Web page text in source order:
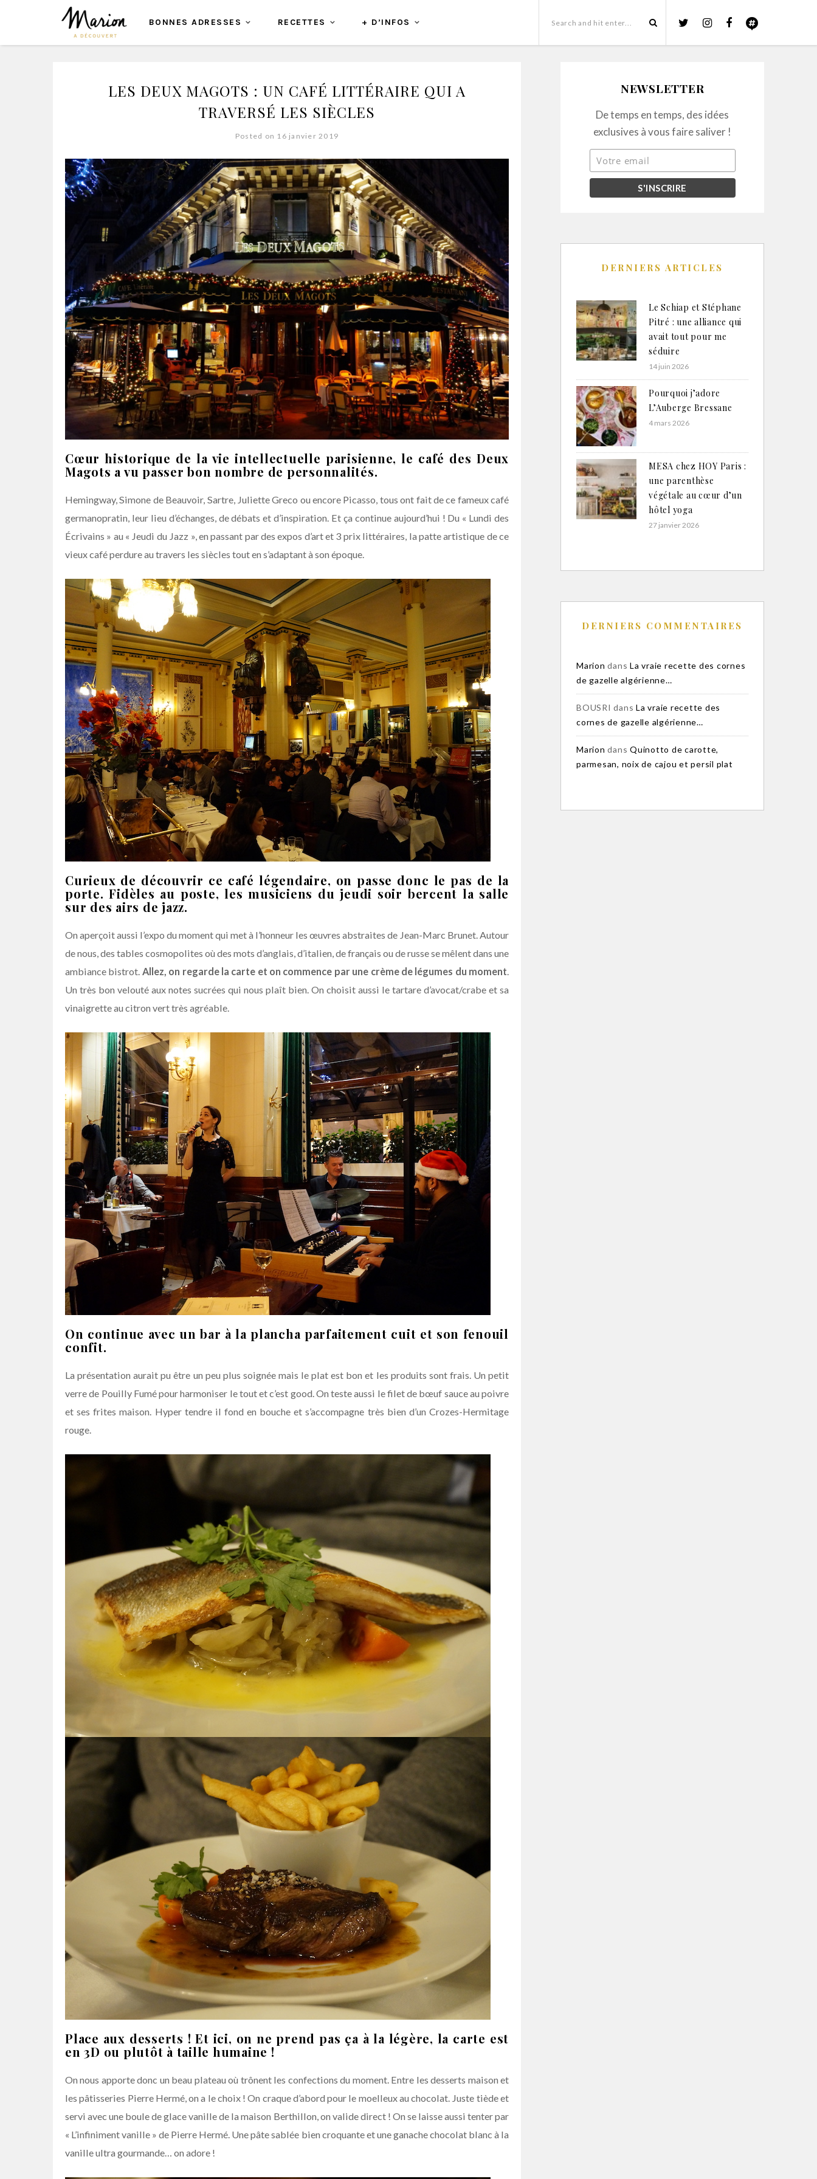
BONNES ADRESSES RECETTES + D’INFOS
LES DEUX MAGOTS : UN CAFÉ LITTÉRAIRE QUI A
TRAVERSÉ LES SIÈCLES
Posted on 16 janvier 2019
Cœur historique de la vie intellectuelle parisienne, le café des Deux
Magots a vu passer bon nombre de personnalités.
Hemingway, Simone de Beauvoir, Sartre, Juliette Greco ou encore Picasso, tous ont fait de ce fameux café
germanopratin, leur lieu d’échanges, de débats et d’inspiration. Et ça continue aujourd’hui ! Du « Lundi des
Écrivains » au « Jeudi du Jazz », en passant par des expos d’art et 3 prix littéraires, la patte artistique de ce
vieux café perdure au travers les siècles tout en s’adaptant à son époque.
Curieux de découvrir ce café légendaire, on passe donc le pas de la
porte. Fidèles au poste, les musiciens du jeudi soir bercent la salle
sur des airs de jazz.
On aperçoit aussi l’expo du moment qui met à l’honneur les œuvres abstraites de Jean-Marc Brunet. Autour
de nous, des tables cosmopolites où des mots d’anglais, d’italien, de français ou de russe se mêlent dans une
ambiance bistrot. Allez, on regarde la carte et on commence par une crème de légumes du moment
Un très bon velouté aux notes sucrées qui nous plaît bien. On choisit aussi le tartare d’avocat/crabe et sa
vinaigrette au citron vert très agréable.
On continue avec un bar à la plancha parfaitement cuit et son fenouil
confit.
La présentation aurait pu être un peu plus soignée mais le plat est bon et les produits sont frais. Un petit
verre de Pouilly Fumé pour harmoniser le tout et c’est good. On teste aussi le filet de bœuf sauce au poivre
et ses frites maison. Hyper tendre il fond en bouche et s’accompagne très bien d’un Crozes-Hermitage
rouge.
Place aux desserts ! Et ici, on ne prend pas ça à la légère, la carte est
en 3D ou plutôt à taille humaine !
On nous apporte donc un beau plateau où trônent les confections du moment. Entre les desserts maison et
les pâtisseries Pierre Hermé, on a le choix ! On craque d’abord pour le moelleux au chocolat. Juste tiède et
servi avec une boule de glace vanille de la maison Berthillon, on valide direct ! On se laisse aussi tenter par
« L’infiniment vanille » de Pierre Hermé. Une pâte sablée bien croquante et une ganache chocolat blanc à la
vanille ultra gourmande… on adore !
NEWSLETTER
De temps en temps, des idées
exclusives à vous faire saliver !
DERNIERS ARTICLES
Le Schiap et Stéphane
Pitré : une alliance qui
avait tout pour me
séduire
14 juin 2026
Pourquoi j’adore
L’Auberge Bressane
4 mars 2026
MESA chez HOY Paris :
une parenthèse
végétale au cœur d’un
hôtel yoga
27 janvier 2026
DERNIERS COMMENTAIRES
Marion dans La vraie recette des cornes
de gazelle algérienne…
BOUSRI dans La vraie recette des
cornes de gazelle algérienne…
Marion dans Quinotto de carotte,
parmesan, noix de cajou et persil plat